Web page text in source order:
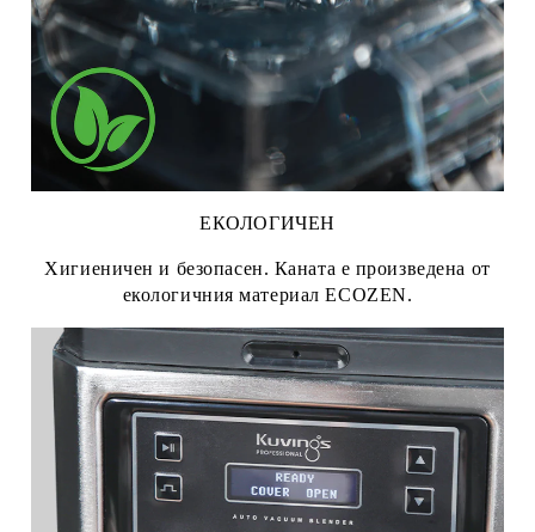
ЕКОЛОГИЧЕН
Хигиеничен и безопасен. Каната е произведена от
екологичния материал ECOZEN.